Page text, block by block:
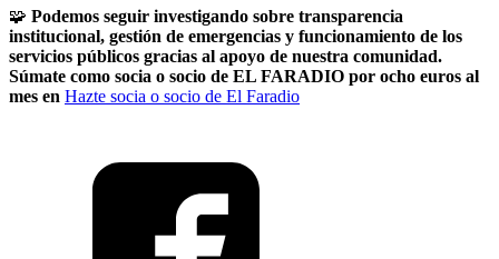
🧩 Podemos seguir investigando sobre transparencia
institucional, gestión de emergencias y funcionamiento de los
servicios públicos gracias al apoyo de nuestra comunidad.
Súmate como socia o socio de EL FARADIO por ocho euros al
mes en Hazte socia o socio de El Faradio